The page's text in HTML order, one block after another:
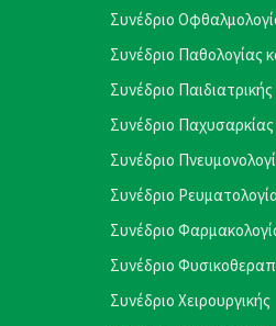
Συνέδριο
Συνέδριο Παθολογίας
Συνέδριο Παιδιατρικής
Συνέδριο Παχυσαρκίας
Συνέδριο
Συνέδριο
Συνέδριο
Συνέδριο
Συνέδριο Χειρουργικής